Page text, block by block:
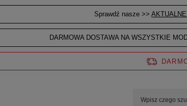
Sprawdź nasze >>
DARMOWA DOSTAWA NA WSZYSTKIE